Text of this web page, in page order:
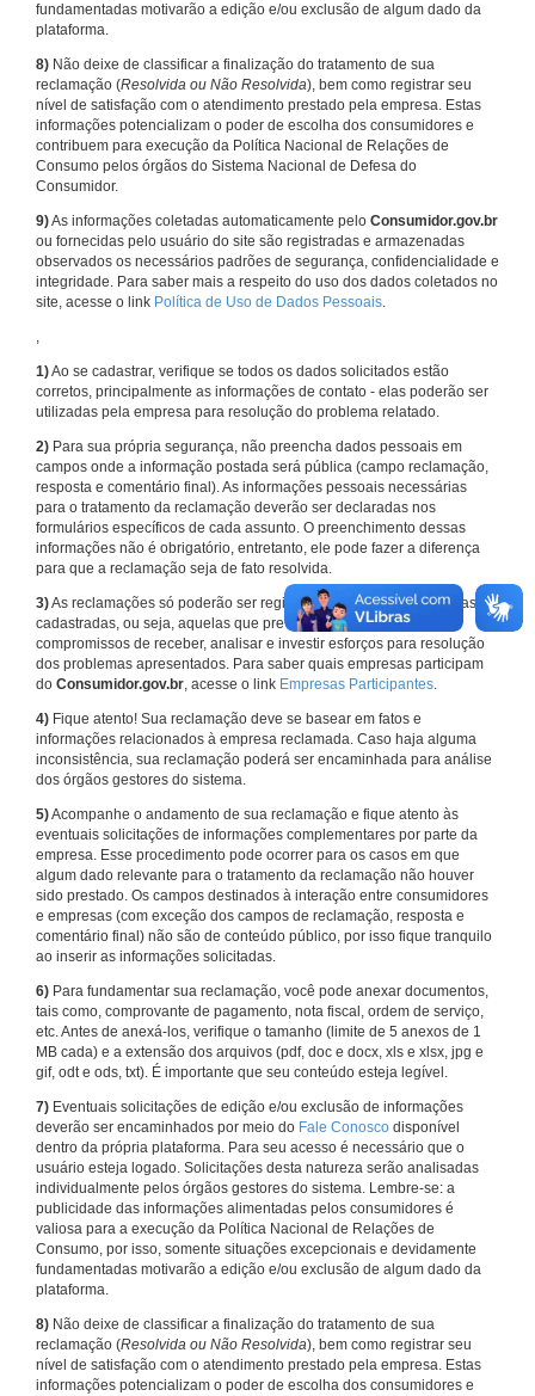
fundamentadas motivarão a edição e/ou exclusão de algum dado da
plataforma.
8) Não deixe de classificar a finalização do tratamento de sua
reclamação (Resolvida ou Não Resolvida), bem como registrar seu
nível de satisfação com o atendimento prestado pela empresa. Estas
informações potencializam o poder de escolha dos consumidores e
contribuem para execução da Política Nacional de Relações de
Consumo pelos órgãos do Sistema Nacional de Defesa do
Consumidor.
9)As informações coletadas automaticamente pelo Consumidor.gov.br
ou fornecidas pelo usuário do site são registradas e armazenadas
observados os necessários padrões de segurança, confidencialidade e
integridade. Para saber mais a respeito do uso dos dados coletados no
site, acesse o link Política de Uso de Dados Pessoais.
,
1)Ao se cadastrar, verifique se todos os dados solicitados estão
corretos, principalmente as informações de contato - elas poderão ser
utilizadas pela empresa para resolução do problema relatado.
2) Para sua própria segurança, não preencha dados pessoais em
campos onde a informação postada será pública (campo reclamação,
resposta e comentário final). As informações pessoais necessárias
para o tratamento da reclamação deverão ser declaradas nos
formulários específicos de cada assunto. O preenchimento dessas
informações não é obrigatório, entretanto, ele pode fazer a diferença
para que a reclamação seja de fato resolvida.
3)As reclamações só poderão ser registradas em face de empresas
cadastradas, ou seja, aquelas que previamente assumiram
compromissos de receber, analisar e investir esforços para resolução
dos problemas apresentados. Para saber quais empresas participam
do Consumidor.gov.br, acesse o link Empresas Participantes.
4) Fique atento! Sua reclamação deve se basear em fatos e
informações relacionados à empresa reclamada. Caso haja alguma
inconsistência, sua reclamação poderá ser encaminhada para análise
dos órgãos gestores do sistema.
5)Acompanhe o andamento de sua reclamação e fique atento às
eventuais solicitações de informações complementares por parte da
empresa. Esse procedimento pode ocorrer para os casos em que
algum dado relevante para o tratamento da reclamação não houver
sido prestado. Os campos destinados à interação entre consumidores
e empresas (com exceção dos campos de reclamação, resposta e
comentário final) não são de conteúdo público, por isso fique tranquilo
ao inserir as informações solicitadas.
6) Para fundamentar sua reclamação, você pode anexar documentos,
tais como, comprovante de pagamento, nota fiscal, ordem de serviço,
etc. Antes de anexá-los, verifique o tamanho (limite de 5 anexos de 1
MB cada) e a extensão dos arquivos (pdf, doc e docx, xls e xlsx, jpg e
gif, odt e ods, txt). É importante que seu conteúdo esteja legível.
7) Eventuais solicitações de edição e/ou exclusão de informações
deverão ser encaminhados por meio do Fale Conosco disponível
dentro da própria plataforma. Para seu acesso é necessário que o
usuário esteja logado. Solicitações desta natureza serão analisadas
individualmente pelos órgãos gestores do sistema. Lembre-se: a
publicidade das informações alimentadas pelos consumidores é
valiosa para a execução da Política Nacional de Relações de
Consumo, por isso, somente situações excepcionais e devidamente
fundamentadas motivarão a edição e/ou exclusão de algum dado da
plataforma.
8) Não deixe de classificar a finalização do tratamento de sua
reclamação (Resolvida ou Não Resolvida), bem como registrar seu
nível de satisfação com o atendimento prestado pela empresa. Estas
informações potencializam o poder de escolha dos consumidores e